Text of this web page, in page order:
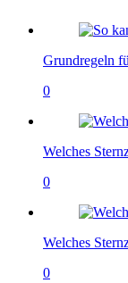
Grundregeln
0
Welches
0
Welches
0